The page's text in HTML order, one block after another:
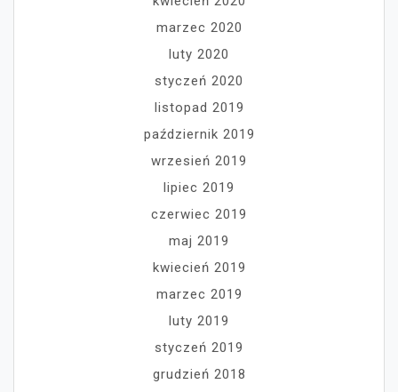
marzec 2020
luty 2020
styczeń 2020
listopad 2019
październik 2019
wrzesień 2019
lipiec 2019
czerwiec 2019
maj 2019
kwiecień 2019
marzec 2019
luty 2019
styczeń 2019
grudzień 2018